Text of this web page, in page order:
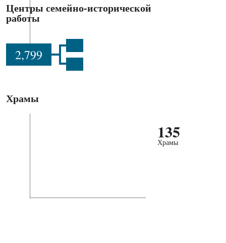
Центры семейно-исторической
работы
2,799
Храмы
135
Храмы